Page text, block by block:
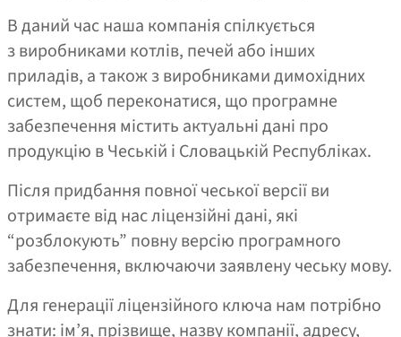
В даний час наша компанія спілкується
з виробниками котлів, печей або інших
приладів, а також з виробниками димохідних
систем, щоб переконатися, що програмне
забезпечення містить актуальні дані про
продукцію в Чеській і Словацькій Республіках.
Після придбання повної чеської версії ви
отримаєте від нас ліцензійні дані, які
“розблокують” повну версію програмного
забезпечення, включаючи заявлену чеську мову.
Для генерації ліцензійного ключа нам потрібно
знати: ім’я, прізвище, назву компанії, адресу,